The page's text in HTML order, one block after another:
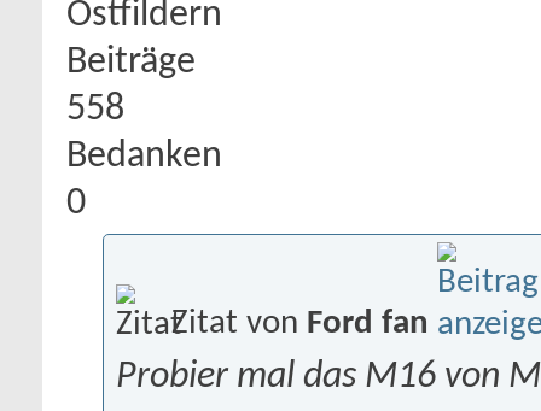
Ostfildern
Beiträge
558
Bedanken
0
Zitat von Ford fan
Probier mal das M16 von